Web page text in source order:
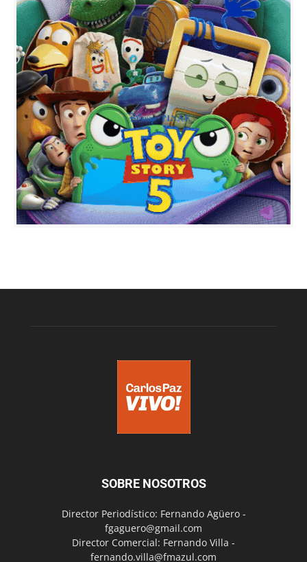
SOBRE NOSOTROS
Director Periodístico: Fernando Agüero -
fgaguero@gmail.com
Director Comercial: Fernando Villa -
fernando.villa@fmazul.com